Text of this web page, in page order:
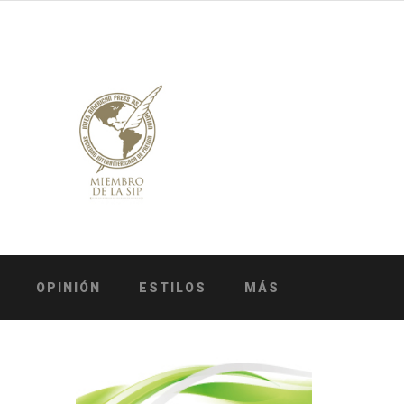
OPINIÓN ESTILOS MÁS